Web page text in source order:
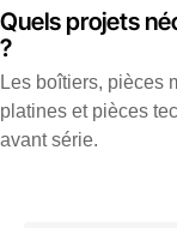
Quels projets
?
Les boîtiers, pièces
platines et pièces
avant série.